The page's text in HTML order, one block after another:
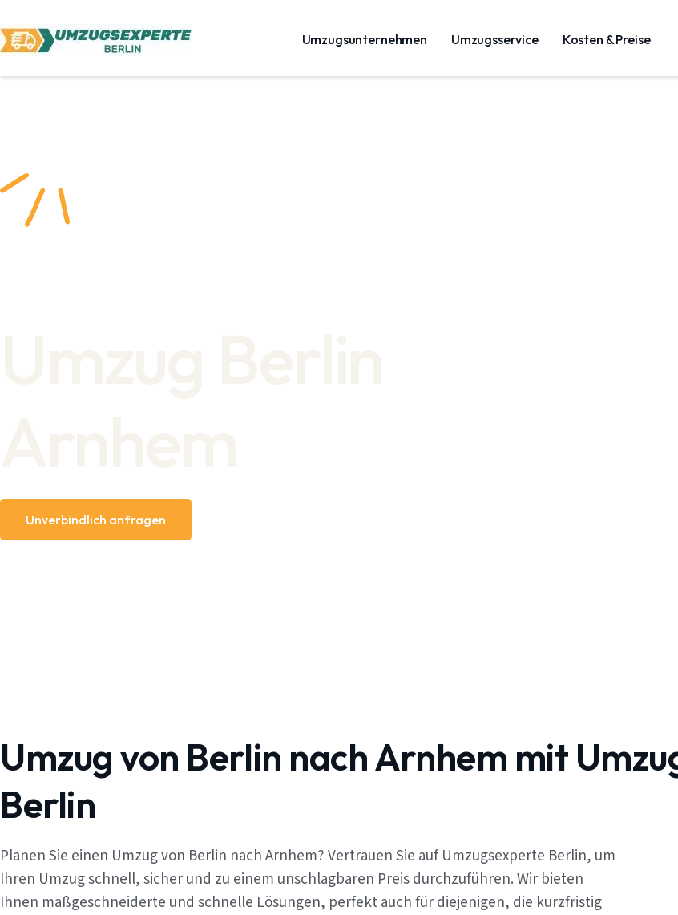
Umzugsunternehmen Umzugsservice Kosten & Preise
Unverbindlich anfragen
Umzug von Berlin nach Arnhem mit
Berlin
Planen Sie einen Umzug von Berlin nach Arnhem? Vertrauen Sie auf Umzugsexperte Berlin, um
Ihren Umzug schnell, sicher und zu einem unschlagbaren Preis durchzuführen. Wir bieten
Ihnen maßgeschneiderte und schnelle Lösungen, perfekt auch für diejenigen, die kurzfristig